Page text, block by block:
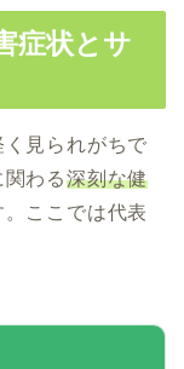
症状とサ
見られがちで
わる深刻な健
ここでは代表